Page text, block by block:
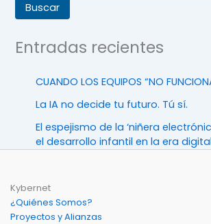
Buscar
Entradas recientes
CUANDO LOS EQUIPOS “NO
La IA no decide tu futuro. Tú sí.
El espejismo de la ‘niñera
el desarrollo infantil en la era digital
Kybernet
¿Quiénes Somos?
Proyectos y Alianzas